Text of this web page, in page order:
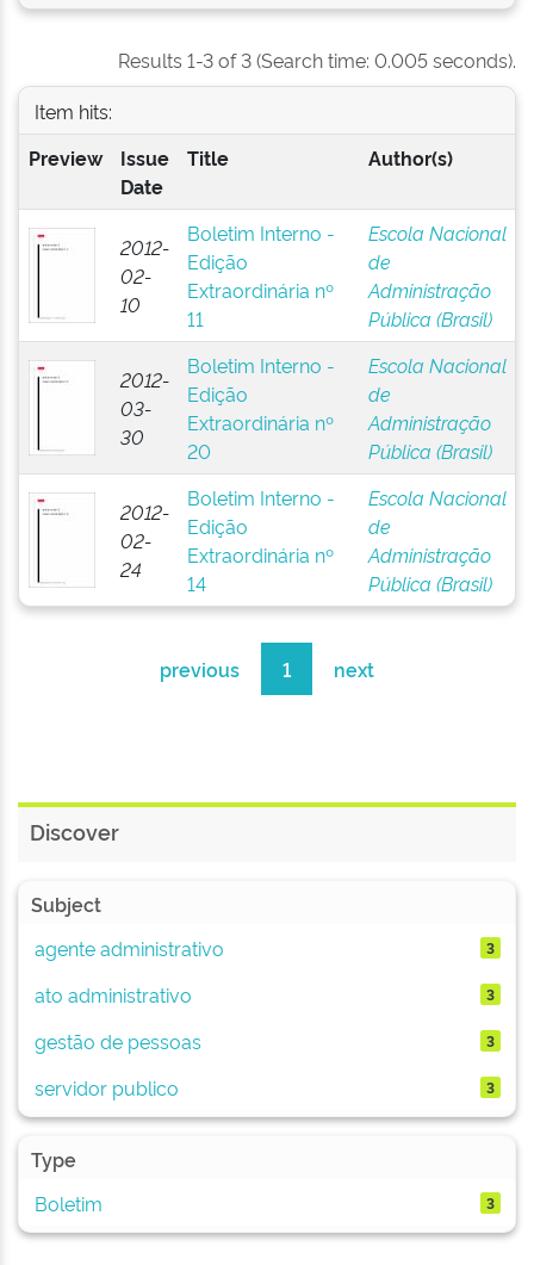
Results 1-3 of 3 (Search time: 0.005 seconds).
Item hits:
Preview
Issue
Date
Title Author(s)
2012-
02-
10
Boletim Interno -
Edição
Extraordinária nº
11
Escola Nacional
de
Administração
Pública (Brasil)
2012-
03-
30
Boletim Interno -
Edição
Extraordinária nº
20
Escola Nacional
de
Administração
Pública (Brasil)
2012-
02-
24
Boletim Interno -
Edição
Extraordinária nº
14
Escola Nacional
de
Administração
Pública (Brasil)
previous 1 next
Discover
Subject
agente administrativo
3
ato administrativo 3
gestão de pessoas 3
servidor publico 3
Type
Boletim
3